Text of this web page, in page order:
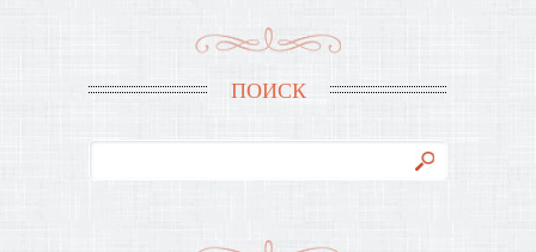
ПОИСК